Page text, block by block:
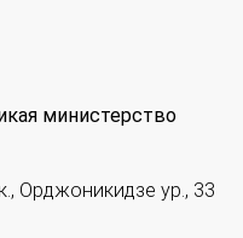
министерство
Орджоникидзе ур., 33